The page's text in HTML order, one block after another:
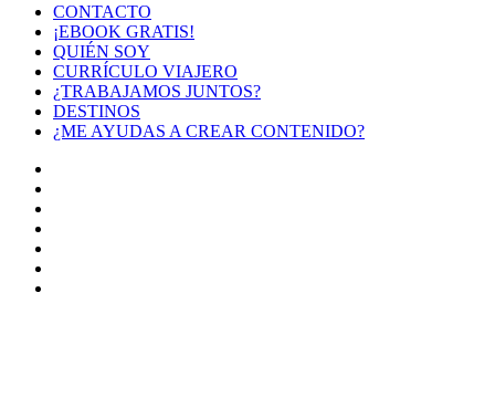
CONTACTO
¡EBOOK GRATIS!
QUIÉN SOY
CURRÍCULO VIAJERO
¿TRABAJAMOS JUNTOS?
DESTINOS
¿ME AYUDAS A CREAR CONTENIDO?